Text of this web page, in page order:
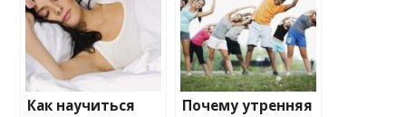
Как научиться
Почему утренняя